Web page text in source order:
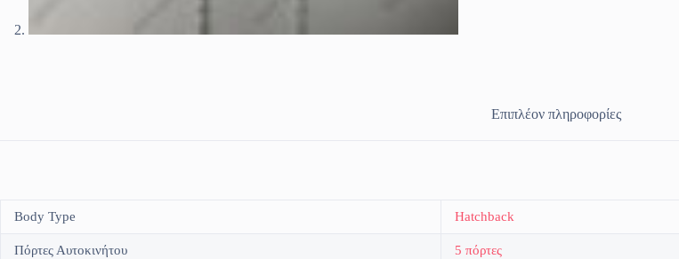
Επιπλέον πληροφορίες
Body Type Hatchback
Πόρτες Αυτοκινήτου 5 πόρτες